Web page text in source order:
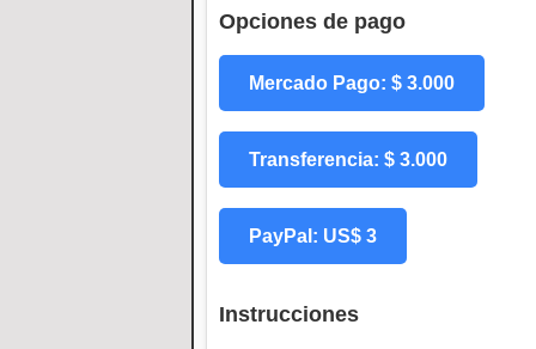
Opciones de pago
Mercado Pago: $ 3.000
Transferencia: $ 3.000
PayPal: US$ 3
Instrucciones